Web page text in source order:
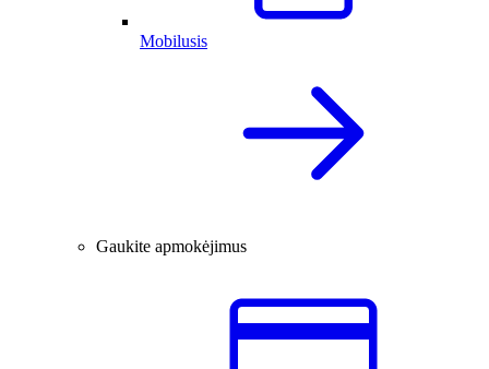
Mobilusis
Gaukite apmokėjimus